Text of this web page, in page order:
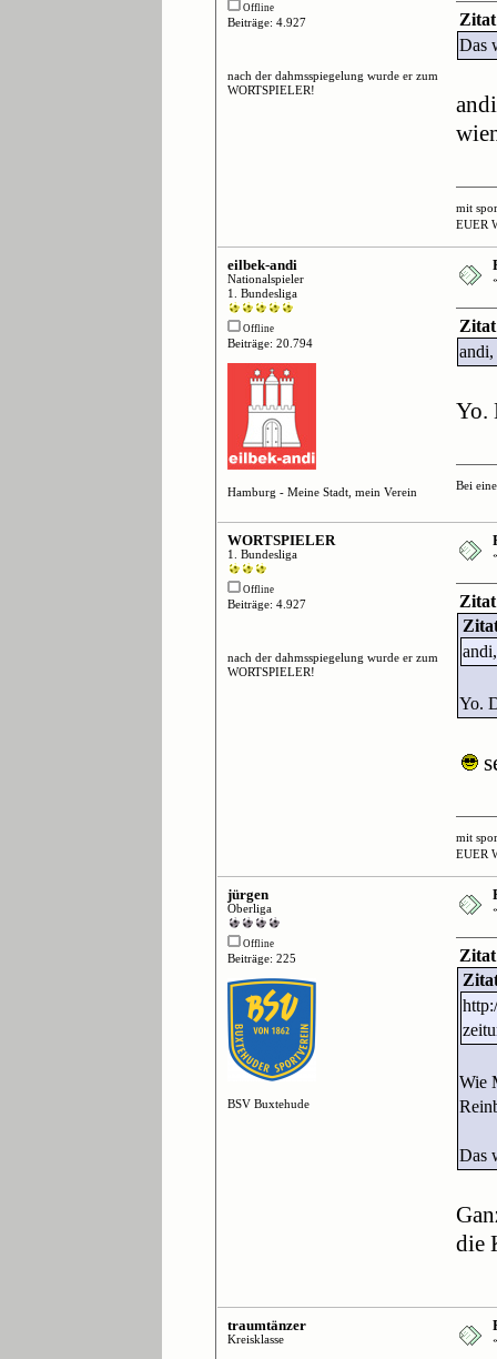
Offline
Beiträge: 4.927
nach der dahmsspiegelung wurde er zum
WORTSPIELER!
Zitat
Das
mit
EUER
eilbek-andi
Nationalspieler
1. Bundesliga
Offline
Beiträge: 20.794
Hamburg - Meine Stadt, mein Verein
Yo.
Bei
WORTSPIELER
1. Bundesliga
Offline
Beiträge: 4.927
nach der dahmsspiegelung wurde er zum
WORTSPIELER!
Zitat
Yo.
mit
EUER
jürgen
Oberliga
Offline
Beiträge: 225
BSV Buxtehude
Zitat
Wie
Das
die
traumtänzer
Kreisklasse